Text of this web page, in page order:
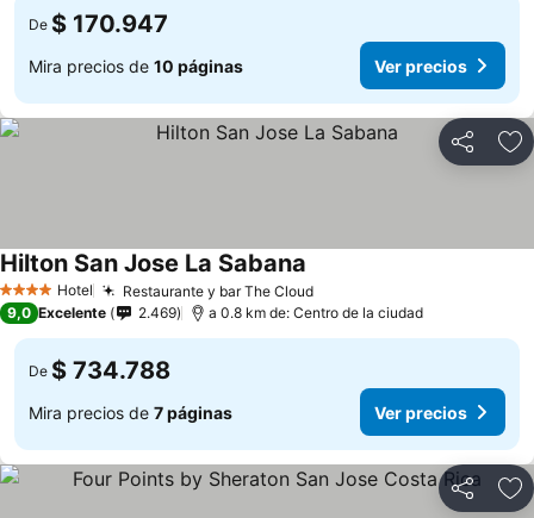
De $ 170.947
Mira precios de 10 páginas Ver precios
Compartir
4 EstrellasHotel Restaurante y bar The CloudVer precios
Hilton San Jose La Sabana
9,0 Excelente 2.469 a 0.8 km de: Centro de la ciudad
De $ 734.788
Mira precios de 7 páginas Ver precios
Compartir